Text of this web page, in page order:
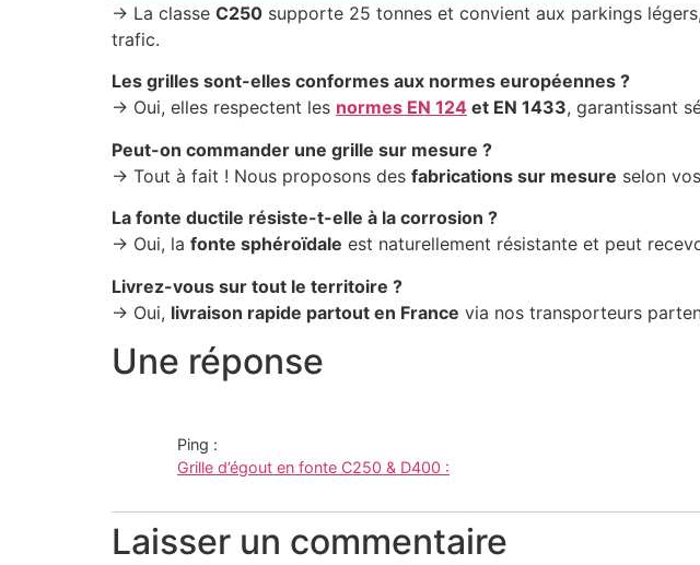
→ La classe C250 supporte 25 tonnes et convient aux parkings
trafic.
Les grilles sont-elles conformes aux normes européennes ?
→ Oui, elles respectent les normes EN 124 et EN 1433, garantissant
Peut-on commander une grille sur mesure ?
→ Tout à fait ! Nous proposons des fabrications sur mesure selon
La fonte ductile résiste-t-elle à la corrosion ?
→ Oui, la fonte sphéroïdale est naturellement résistante et peut
Livrez-vous sur tout le territoire ?
→ Oui, livraison rapide partout en France via nos transporteurs
Une réponse
Ping :
Grille d’égout en fonte C250 & D400 :
Laisser un commentaire